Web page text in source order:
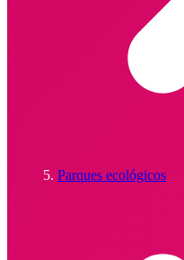
Parques ecológicos